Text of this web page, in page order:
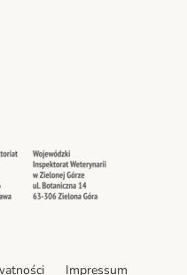
Method
Method
Security
Impressum